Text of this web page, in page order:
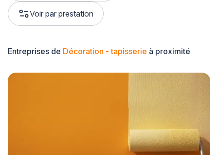
Voir par prestation
Entreprises de Décoration - tapisserie à proximité